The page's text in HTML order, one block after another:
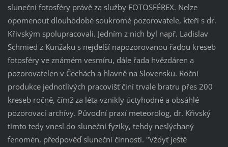
sluneční fotosféry právě za služby FOTOSFÉREX. Nelze
opomenout dlouhodobé soukromé pozorovatele, kteří s dr.
Křivským spolupracovali. Jedním z nich byl např. Ladislav
Schmied z Kunžaku s nejdelší napozorovanou řadou kreseb
fotosféry ve známém vesmíru, dále řada hvězdáren a
pozorovatelen v Čechách a hlavně na Slovensku. Roční
produkce jednotlivých pracovišť činí trvale bratru přes 200
kreseb ročně, čímž za léta vznikly úctyhodné a obsáhlé
pozorovací archívy. Původní praxí meteorolog, dr. Křivský
tímto tedy vnesl do sluneční fyziky, tehdy neslýchaný
fenomén, předpověď sluneční činnosti. "Vždyť ještě